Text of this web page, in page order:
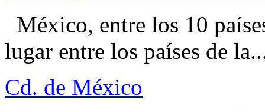
México, entre los 10
lugar entre los países de
Cd. de México